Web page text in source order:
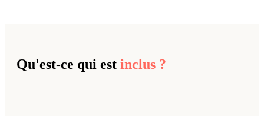
Qu'est-ce qui est inclus ?